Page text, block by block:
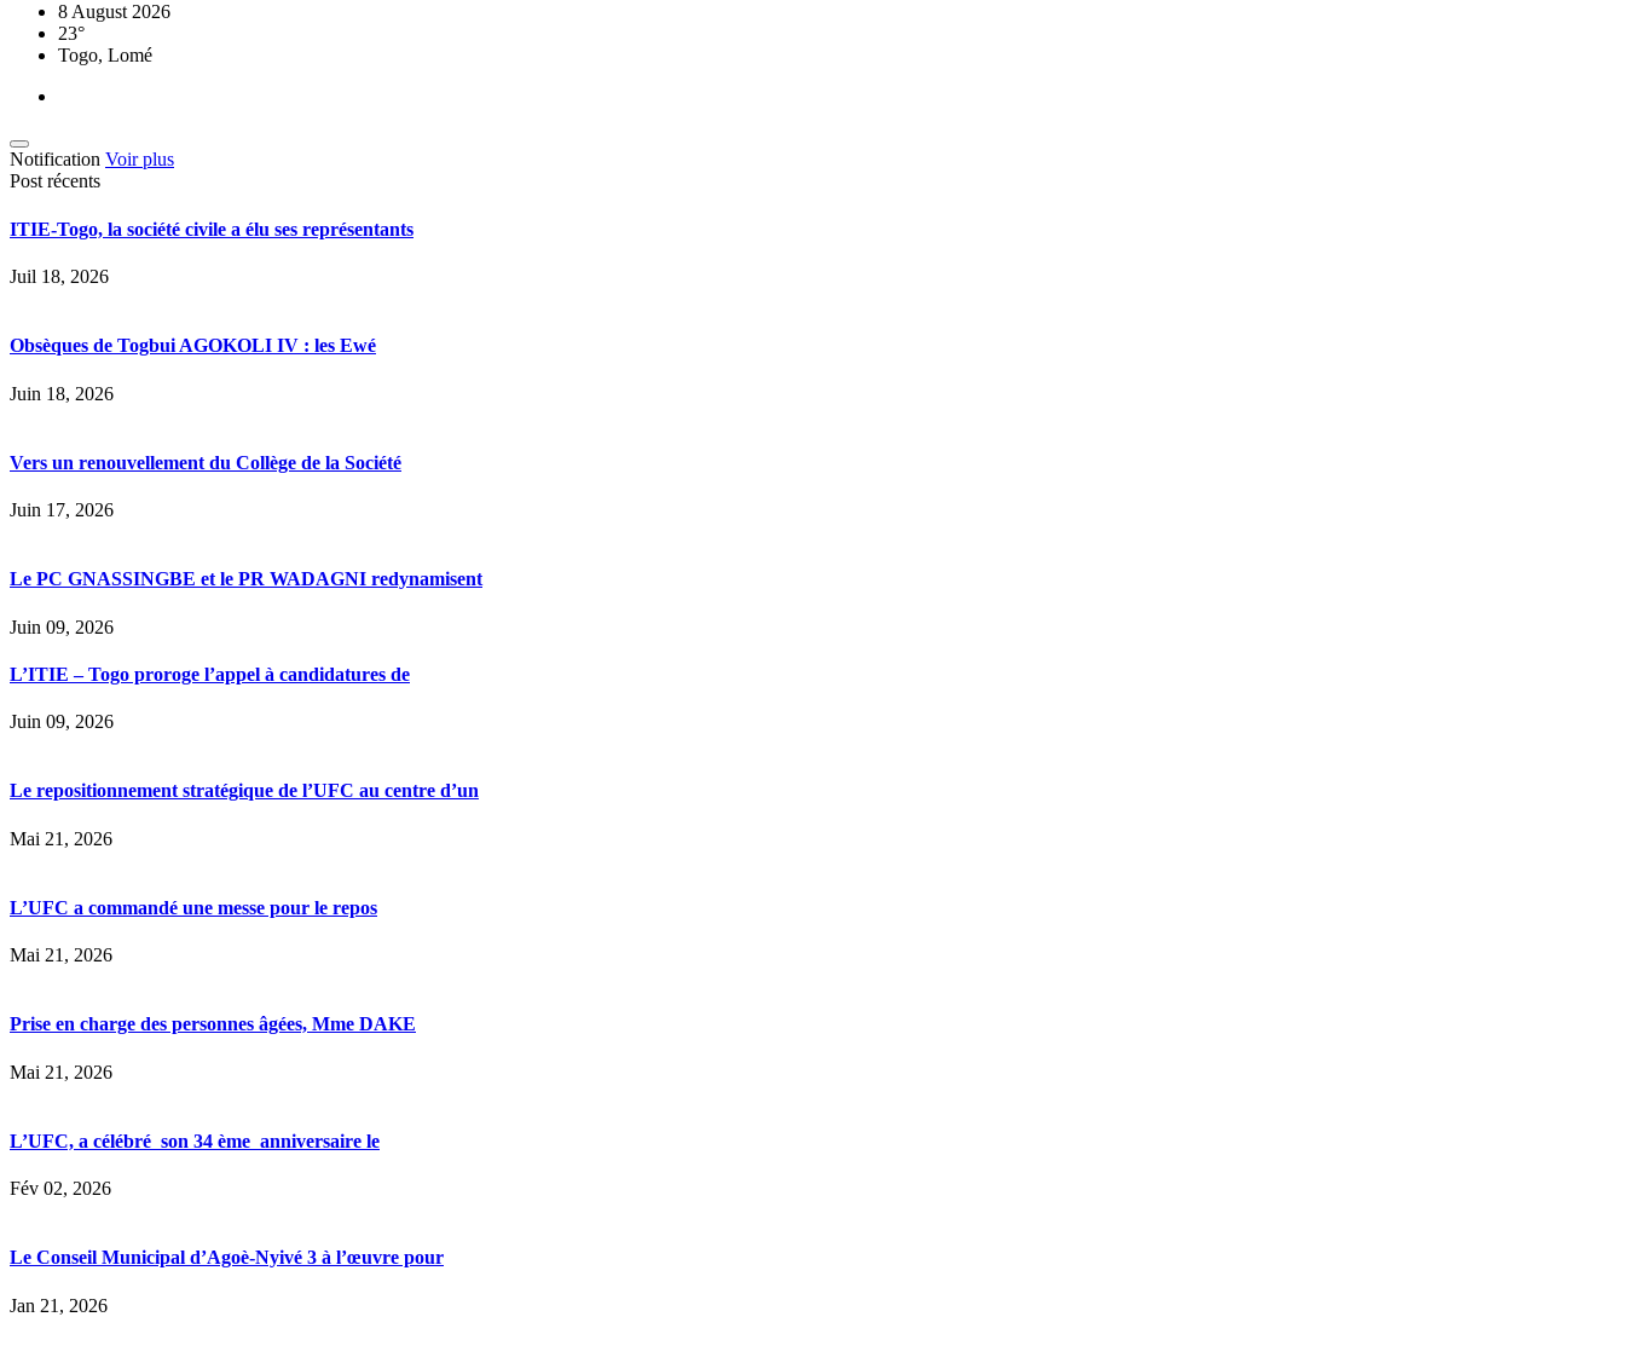
8 August 2026
23°
Togo, Lomé
Notification Voir plus
Post récents
ITIE-Togo, la société civile a élu ses représentants
Juil 18, 2026
Obsèques de Togbui AGOKOLI IV : les Ewé
Juin 18, 2026
Vers un renouvellement du Collège de la Société
Juin 17, 2026
Le PC GNASSINGBE et le PR WADAGNI redynamisent
Juin 09, 2026
L’ITIE – Togo proroge l’appel à candidatures de
Juin 09, 2026
Le repositionnement stratégique de l’UFC au centre d’un
Mai 21, 2026
L’UFC a commandé une messe pour le repos
Mai 21, 2026
Prise en charge des personnes âgées, Mme DAKE
Mai 21, 2026
L’UFC, a célébré son 34 ème anniversaire le
Fév 02, 2026
Le Conseil Municipal d’Agoè-Nyivé 3 à l’œuvre pour
Jan 21, 2026